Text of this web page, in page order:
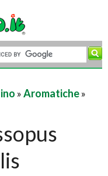
»Aromatiche»